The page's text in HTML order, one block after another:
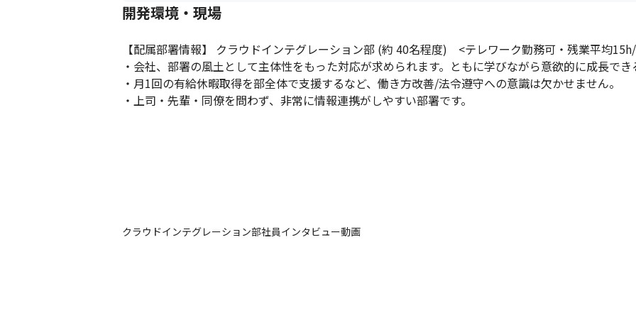
開発環境・現場
【配属部署情報】 クラウドインテグレーション部 (約 40名程度)　<テレワーク勤務可・残業平均
・会社、部署の風土として主体性をもった対応が求められます。ともに学びながら意欲的に成長でき
・月1回の有給休暇取得を部全体で支援するなど、働き方改善/法令遵守への意識は欠かせません。
・上司・先輩・同僚を問わず、非常に情報連携がしやすい部署です。
クラウドインテグレーション部社員インタビュー動画